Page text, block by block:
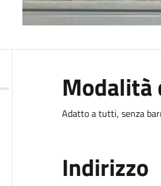
Modalità
Adatto a tutti, senza
Indirizzo